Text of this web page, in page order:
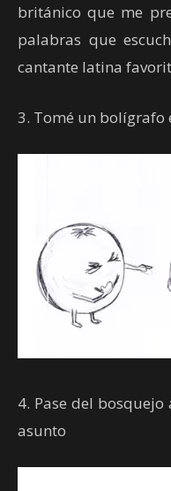
británico que me
palabras que
cantante latina
3. Tomé un bolígrafo
4. Pase del
asunto